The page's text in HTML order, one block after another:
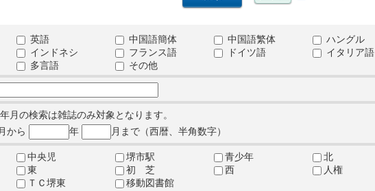
英語 中国語簡体 中国語繁体 ハングル
インドネシ フランス語 ドイツ語 イタリア語
多言語 その他
月の検索は雑誌のみ対象となります。
月から 年 月まで（西暦、半角数字）
中央児 堺市駅 青少年 北
東 初 芝 西 人権
ＴＣ堺東 移動図書館